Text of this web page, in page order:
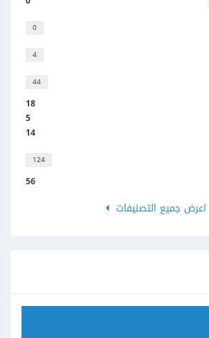
0
4
44
18
5
14
124
56
اعرض جميع التصنيفات